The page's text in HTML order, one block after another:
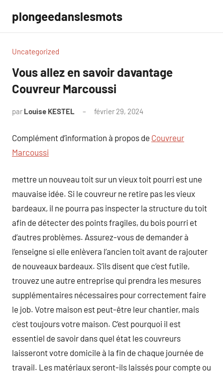
contenu
plongeedanslesmots
Uncategorized
Vous allez en savoir davantage
Couvreur Marcoussi
par Louise KESTEL février 29, 2024
Complément d’information à propos de Couvreur
Marcoussi
mettre un nouveau toit sur un vieux toit pourri est une
mauvaise idée. Si le couvreur ne retire pas les vieux
bardeaux, il ne pourra pas inspecter la structure du toit
afin de détecter des points fragiles, du bois pourri et
d’autres problèmes. Assurez-vous de demander à
l’enseigne si elle enlèvera l’ancien toit avant de rajouter
de nouveaux bardeaux. S’ils disent que c’est futile,
trouvez une autre entreprise qui prendra les mesures
supplémentaires nécessaires pour correctement faire
le job. Votre maison est peut-être leur chantier, mais
c’est toujours votre maison. C’est pourquoi il est
essentiel de savoir dans quel état les couvreurs
laisseront votre domicile à la fin de chaque journée de
travail. Les matériaux seront-ils laissés pour compte ou